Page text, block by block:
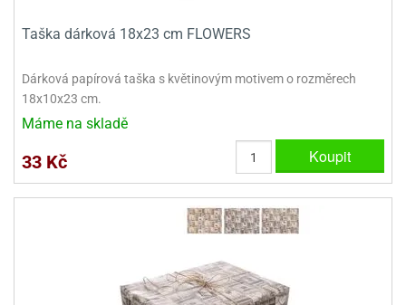
Taška dárková 18x23 cm FLOWERS
Dárková papírová taška s květinovým motivem o rozměrech
18x10x23 cm.
Máme na skladě
33 Kč Koupit